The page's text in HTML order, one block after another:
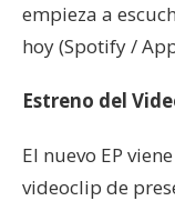
empieza a
hoy (Spotify /
Estreno del
El nuevo EP
videoclip de